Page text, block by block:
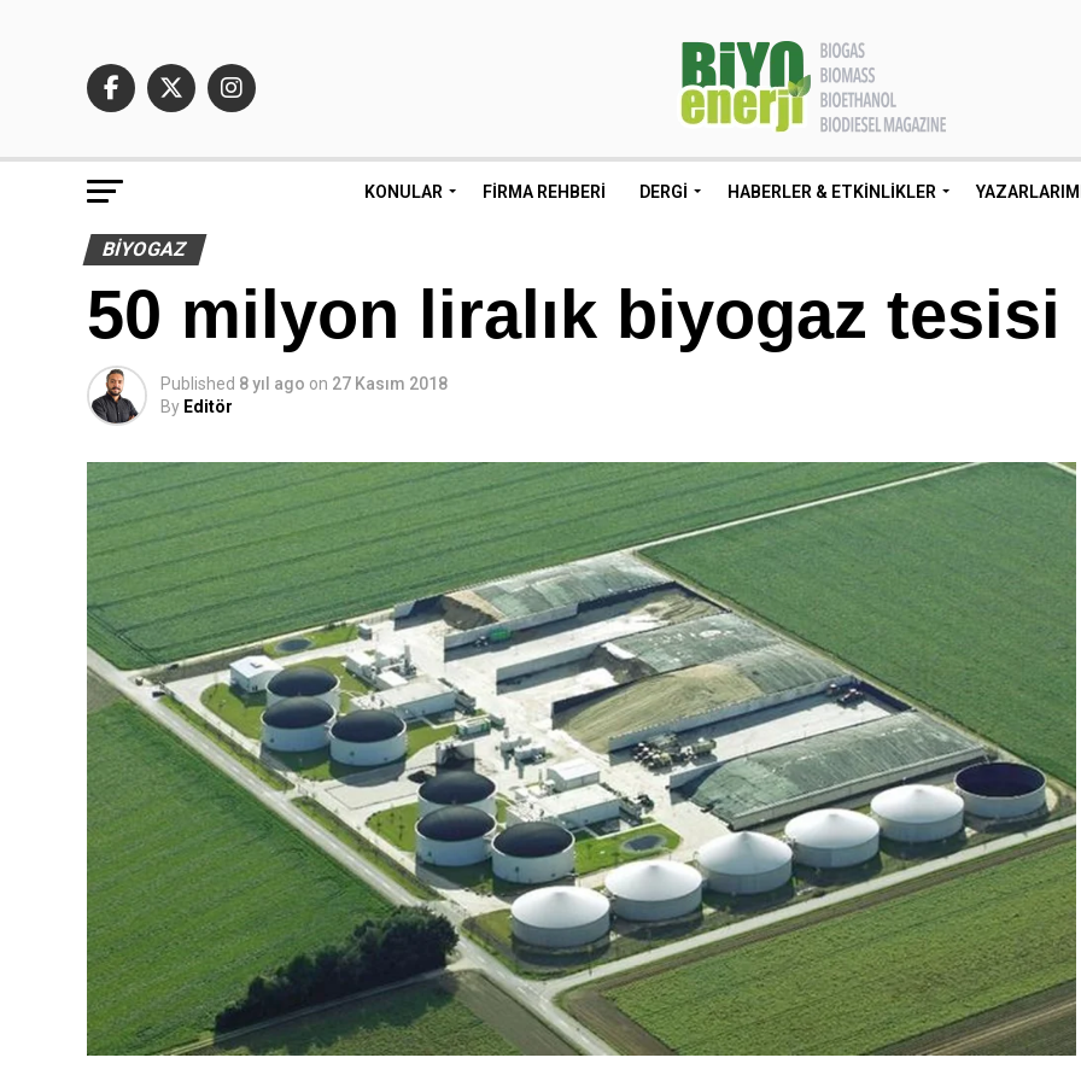
KONULAR FIRMA REHBERI DERGI HABERLER & ETKINLIKLER
BIYOGAZ
50 milyon liralık biyogaz tesisi
Published 8 yıl ago on 27 Kasım 2018
By Editör